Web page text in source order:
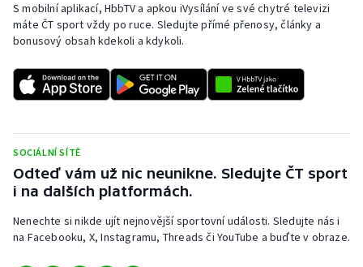
S mobilní aplikací, HbbTV a apkou iVysílání ve své chytré televizi
máte ČT sport vždy po ruce. Sledujte přímé přenosy, články a
bonusový obsah kdekoli a kdykoli.
SOCIÁLNÍ SÍTĚ
Odteď vám už nic neunikne. Sledujte ČT sport
i na dalších platformách.
Nenechte si nikde ujít nejnovější sportovní události. Sledujte nás i
na Facebooku, X, Instagramu, Threads či YouTube a buďte v obraze.